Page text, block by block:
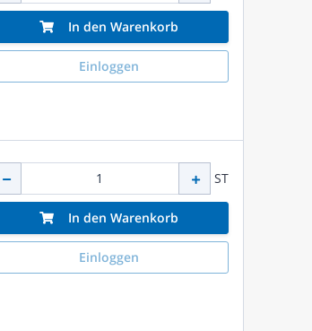
In den Warenkorb
Einloggen
ST
In den Warenkorb
Einloggen